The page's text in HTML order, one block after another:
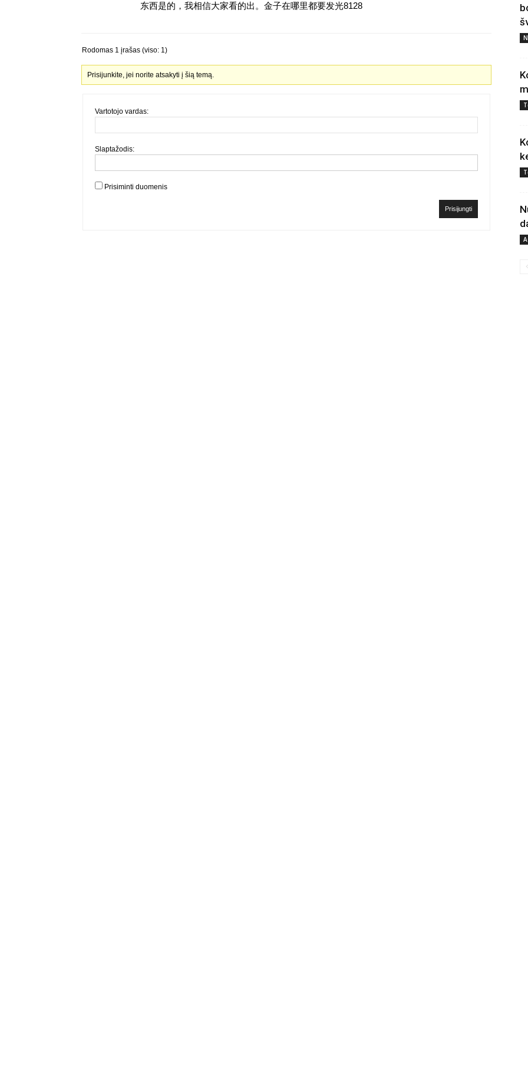
东西是的，我相信大家看的出。金子在哪里都要发光8128
Rodomas 1 įrašas (viso: 1)
Prisijunkite, jei norite atsakyti į šią temą.
Vartotojo vardas:
Slaptažodis:
Prisiminti duomenis
Prisijungti